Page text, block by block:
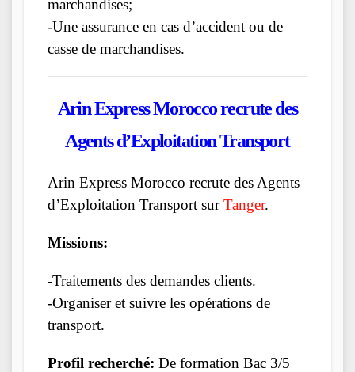
marchandises;
-Une assurance en cas d’accident ou de
casse de marchandises.
Arin Express Morocco recrute des
Agents d’Exploitation Transport
Arin Express Morocco recrute des Agents
d’Exploitation Transport surTanger.
Missions:
-Traitements des demandes clients.
-Organiser et suivre les opérations de
transport.
Profil recherché: De formation Bac 3/5